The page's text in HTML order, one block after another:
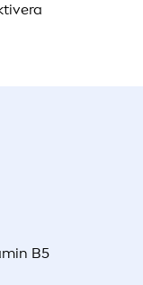
B5